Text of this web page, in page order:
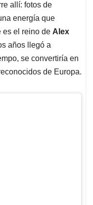
allí: fotos de
energía que
es el reino de Alex
años llegó a
se convertiría en
de Europa.